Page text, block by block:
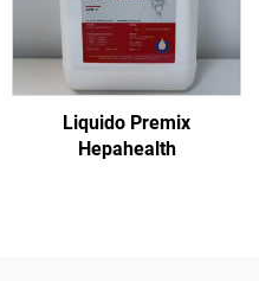
Liquido Premix
Hepahealth